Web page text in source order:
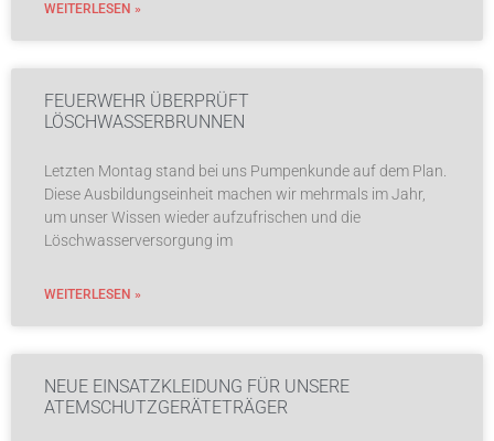
WEITERLESEN »
FEUERWEHR ÜBERPRÜFT
LÖSCHWASSERBRUNNEN
Letzten Montag stand bei uns Pumpenkunde auf dem Plan.
Diese Ausbildungseinheit machen wir mehrmals im Jahr,
um unser Wissen wieder aufzufrischen und die
Löschwasserversorgung im
WEITERLESEN »
NEUE EINSATZKLEIDUNG FÜR UNSERE
ATEMSCHUTZGERÄTETRÄGER